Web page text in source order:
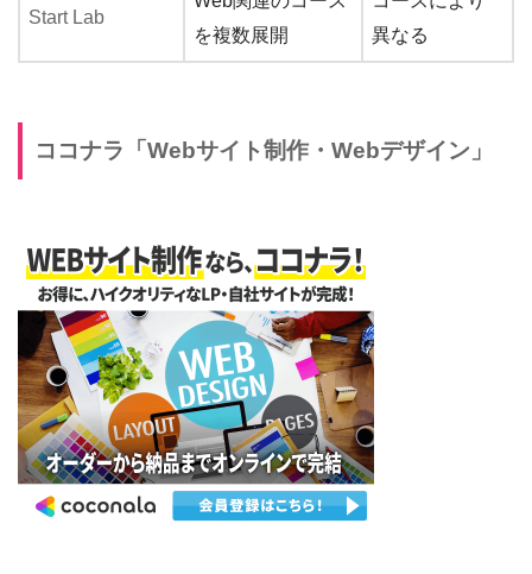
Start Lab
を複数展開
異なる
ココナラ「Webサイト制作・Webデザイン」